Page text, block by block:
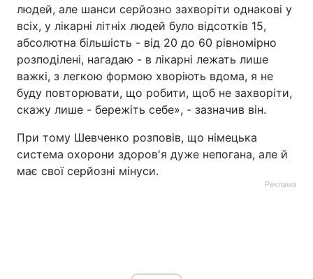
людей, але шанси серйозно захворіти однакові у
всіх, у лікарні літніх людей було відсотків 15,
абсолютна більшість - від 20 до 60 рівномірно
розподілені, нагадаю - в лікарні лежать лише
важкі, з легкою формою хворіють вдома, я не
буду повторювати, що робити, щоб не захворіти,
скажу лише - бережіть себе», - зазначив він.
При тому Шевченко розповів, що німецька
система охорони здоров'я дуже непогана, але й
має свої серйозні мінуси.
Реклама